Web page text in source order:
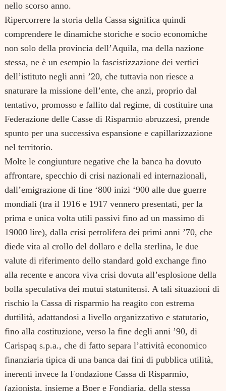
nello scorso anno.
Ripercorrere la storia della Cassa significa quindi
comprendere le dinamiche storiche e socio economiche
non solo della provincia dell’Aquila, ma della nazione
stessa, ne è un esempio la fascistizzazione dei vertici
dell’istituto negli anni ’20, che tuttavia non riesce a
snaturare la missione dell’ente, che anzi, proprio dal
tentativo, promosso e fallito dal regime, di costituire una
Federazione delle Casse di Risparmio abruzzesi, prende
spunto per una successiva espansione e capillarizzazione
nel territorio.
Molte le congiunture negative che la banca ha dovuto
affrontare, specchio di crisi nazionali ed internazionali,
dall’emigrazione di fine ‘800 inizi ‘900 alle due guerre
mondiali (tra il 1916 e 1917 vennero presentati, per la
prima e unica volta utili passivi fino ad un massimo di
19000 lire), dalla crisi petrolifera dei primi anni ’70, che
diede vita al crollo del dollaro e della sterlina, le due
valute di riferimento dello standard gold exchange fino
alla recente e ancora viva crisi dovuta all’esplosione della
bolla speculativa dei mutui statunitensi. A tali situazioni di
rischio la Cassa di risparmio ha reagito con estrema
duttilità, adattandosi a livello organizzativo e statutario,
fino alla costituzione, verso la fine degli anni ’90, di
Carispaq s.p.a., che di fatto separa l’attività economico
finanziaria tipica di una banca dai fini di pubblica utilità,
inerenti invece la Fondazione Cassa di Risparmio,
(azionista, insieme a Bper e Fondiaria, della stessa
Search